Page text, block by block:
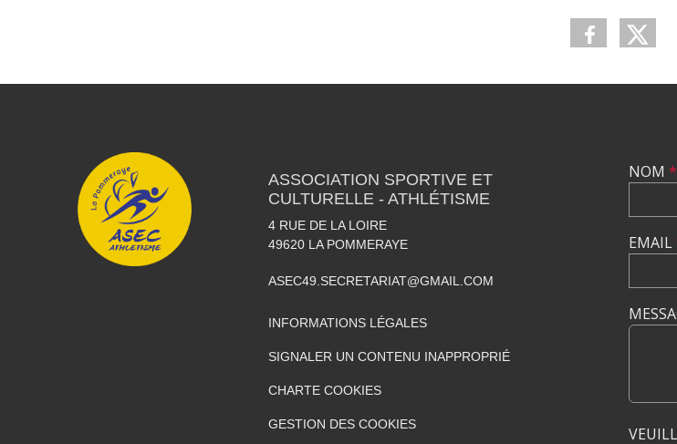
ASSOCIATION SPORTIVE ET
CULTURELLE - ATHLÉTISME
4 RUE DE LA LOIRE
49620 LA POMMERAYE
ASEC49.SECRETARIAT@GMAIL.COM
INFORMATIONS LÉGALES
SIGNALER UN CONTENU INAPPROPRIÉ
CHARTE COOKIES
GESTION DES COOKIES
NOM *
EMAIL